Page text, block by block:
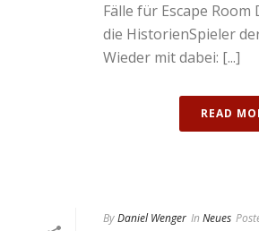
Fälle für Escape
die HistorienSpieler
Wieder mit dabei: [...]
READ
ByDaniel Wenger In Neues